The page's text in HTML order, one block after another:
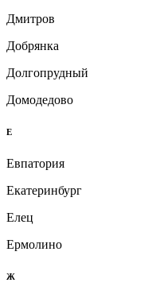
Дмитров
Добрянка
Долгопрудный
Домодедово
Е
Евпатория
Екатеринбург
Елец
Ермолино
Ж